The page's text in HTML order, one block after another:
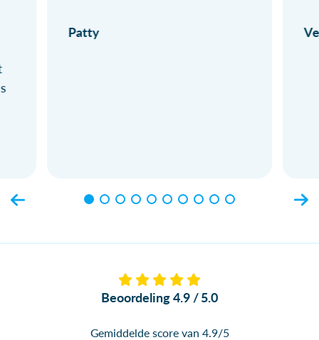
Patty
Beoordeling 4.9 / 5.0
Gemiddelde score van 4.9/5